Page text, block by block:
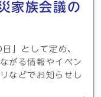
家族会議の
」として定め、
がる情報やイベン
などでお知らせし